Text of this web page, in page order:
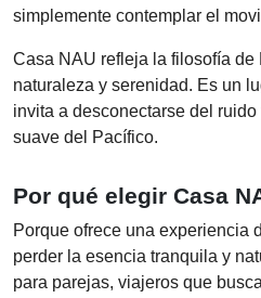
simplemente contemplar el
Casa NAU refleja la filosofía de
naturaleza y serenidad. Es un
invita a desconectarse del
suave del Pacífico.
Por qué elegir Casa
Porque ofrece una experiencia
perder la esencia tranquila y
para parejas, viajeros que